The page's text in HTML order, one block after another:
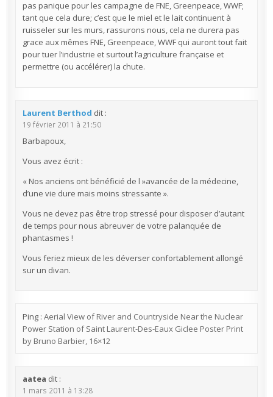
pas panique pour les campagne de FNE, Greenpeace, WWF;
tant que cela dure; c’est que le miel et le lait continuent à
ruisseler sur les murs, rassurons nous, cela ne durera pas
grace aux mêmes FNE, Greenpeace, WWF qui auront tout fait
pour tuer l’industrie et surtout l’agriculture française et
permettre (ou accélérer) la chute.
Laurent Berthod dit :
19 février 2011 à 21:50
Barbapoux,
Vous avez écrit :
« Nos anciens ont bénéficié de l »avancée de la médecine,
d’une vie dure mais moins stressante ».
Vous ne devez pas être trop stressé pour disposer d’autant
de temps pour nous abreuver de votre palanquée de
phantasmes !
Vous feriez mieux de les déverser confortablement allongé
sur un divan.
Ping : Aerial View of River and Countryside Near the Nuclear
Power Station of Saint Laurent-Des-Eaux Giclee Poster Print
by Bruno Barbier, 16×12
aatea dit :
1 mars 2011 à 13:28